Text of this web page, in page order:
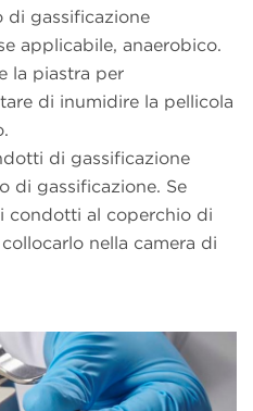
di gassificazione
applicabile, anaerobico.
la piastra per
di inumidire la pellicola
di gassificazione
di gassificazione. Se
condotti al coperchio di
nella camera di